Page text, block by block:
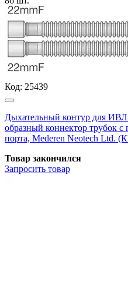
Код: 25439
Дыхательный контур для
образный коннектор трубок с
порта, Mederen Neotech Ltd.
Товар закончился
Запросить товар